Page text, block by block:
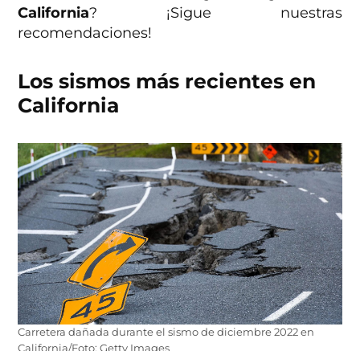
California? ¡Sigue nuestras
recomendaciones!
Los sismos más recientes en
California
Carretera dañada durante el sismo de diciembre 2022 en
California/Foto: Getty Images